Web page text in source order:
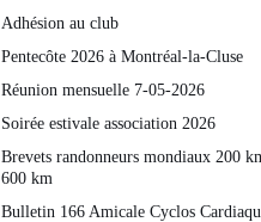
Adhésion au club
Pentecôte 2026 à Montréal-la-Cluse
Réunion mensuelle 7-05-2026
Soirée estivale association 2026
Brevets randonneurs mondiaux 200
600 km
Bulletin 166 Amicale Cyclos